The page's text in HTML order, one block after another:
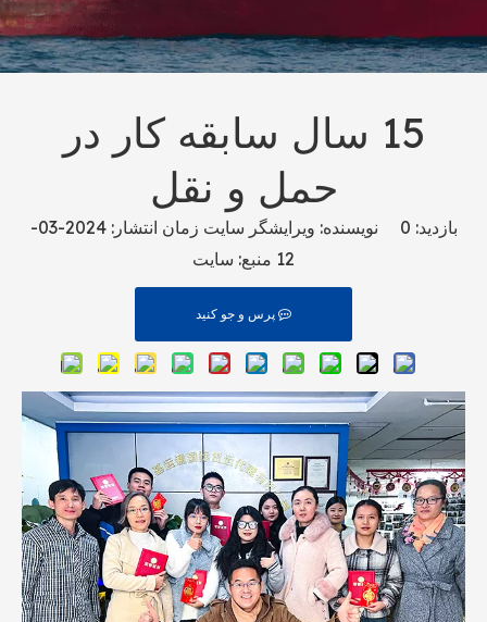
15 سال سابقه کار در
حمل و نقل
بازدید: 0
نویسنده: ویرایشگر سایت زمان انتشار: 2024-03-
12 منبع:
سایت
پرس و جو کنید